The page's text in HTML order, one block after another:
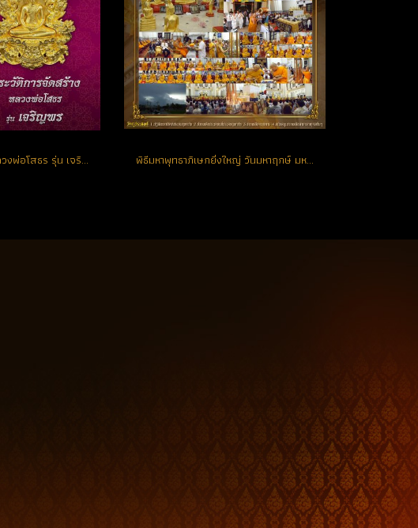
ประวัติการจัดสร้างหลวงพ่อโสธร รุ่น เจริญพร ปี 2555 พิธีมหาพุทธาภิเษกยิ่งใหญ่ วันมหาฤกษ์ มหามงคล แห่งปี วันเสาร์ที่ 5 เดือน 5 ปี 2555 ณ พระอุโบสถ วัดโสธรวรารามวรวิหาร